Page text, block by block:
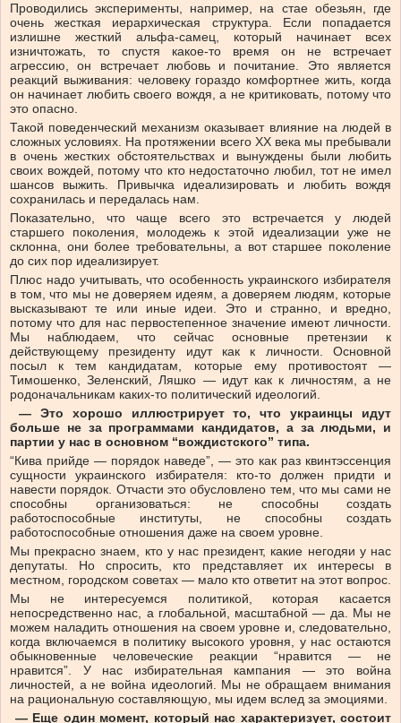
Проводились эксперименты, например, на стае обезьян, где
очень жесткая иерархическая структура. Если попадается
излишне жесткий альфа-самец, который начинает всех
изничтожать, то спустя какое-то время он не встречает
агрессию, он встречает любовь и почитание. Это является
реакций выживания: человеку гораздо комфортнее жить, когда
он начинает любить своего вождя, а не критиковать, потому что
это опасно.
Такой поведенческий механизм оказывает влияние на людей в
сложных условиях. На протяжении всего ХХ века мы пребывали
в очень жестких обстоятельствах и вынуждены были любить
своих вождей, потому что кто недостаточно любил, тот не имел
шансов выжить. Привычка идеализировать и любить вождя
сохранилась и передалась нам.
Показательно, что чаще всего это встречается у людей
старшего поколения, молодежь к этой идеализации уже не
склонна, они более требовательны, а вот старшее поколение
до сих пор идеализирует.
Плюс надо учитывать, что особенность украинского избирателя
в том, что мы не доверяем идеям, а доверяем людям, которые
высказывают те или иные идеи. Это и странно, и вредно,
потому что для нас первостепенное значение имеют личности.
Мы наблюдаем, что сейчас основные претензии к
действующему президенту идут как к личности. Основной
посыл к тем кандидатам, которые ему противостоят —
Тимошенко, Зеленский, Ляшко — идут как к личностям, а не
родоначальникам каких-то политический идеологий.
— Это хорошо иллюстрирует то, что украинцы идут
больше не за программами кандидатов, а за людьми, и
партии у нас в основном “вождистского” типа.
“Кива прийде — порядок наведе”, — это как раз квинтэссенция
сущности украинского избирателя: кто-то должен придти и
навести порядок. Отчасти это обусловлено тем, что мы сами не
способны организоваться: не способны создать
работоспособные институты, не способны создать
работоспособные отношения даже на своем уровне.
Мы прекрасно знаем, кто у нас президент, какие негодяи у нас
депутаты. Но спросить, кто представляет их интересы в
местном, городском советах — мало кто ответит на этот вопрос.
Мы не интересуемся политикой, которая касается
непосредственно нас, а глобальной, масштабной — да. Мы не
можем наладить отношения на своем уровне и, следовательно,
когда включаемся в политику высокого уровня, у нас остаются
обыкновенные человеческие реакции “нравится — не
нравится”. У нас избирательная кампания — это война
личностей, а не война идеологий. Мы не обращаем внимания
на рациональную составляющую, мы идем вслед за эмоциями.
— Еще один момент, который нас характеризует, состоит